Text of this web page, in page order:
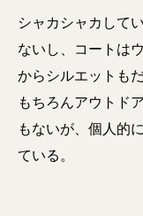
シャカシャカして
ないし、コートは
からシルエットも
もちろんアウトド
もないが、個人的
ている。